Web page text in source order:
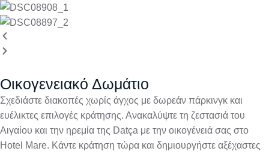
Οικογενειακό Δωμάτιο
Σχεδιάστε διακοπές χωρίς άγχος με δωρεάν πάρκινγκ και
ευέλικτες επιλογές κράτησης. Ανακαλύψτε τη ζεστασιά του
Αιγαίου και την ηρεμία της Datça με την οικογένειά σας στο
Hotel Mare. Κάντε κράτηση τώρα και δημιουργήστε αξέχαστες